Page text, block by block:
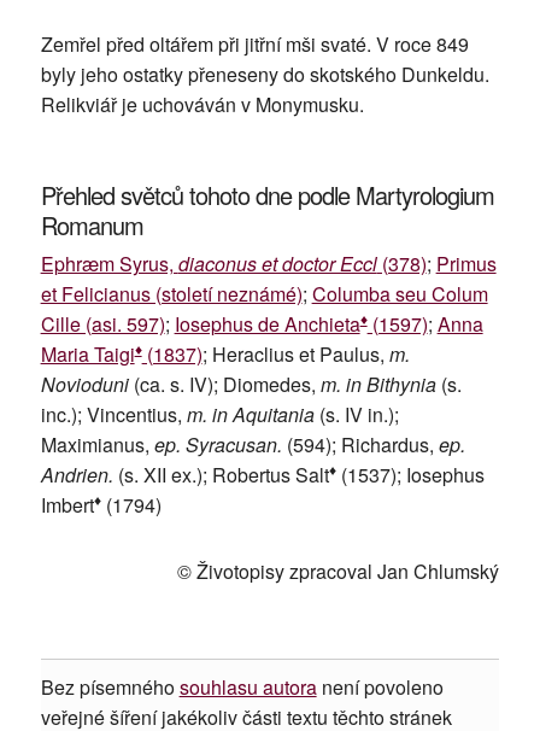
Zemřel před oltářem při jitřní mši svaté. V roce 849
byly jeho ostatky přeneseny do skotského Dunkeldu.
Relikviář je uchováván v Monymusku.
Přehled světců tohoto dne podle Martyrologium
Romanum
Ephræm Syrus, diaconus et doctor Eccl(378); Primus
et Felicianus (století neznámé); Columba seu Colum
Cille (asi. 597); Iosephus de Anchieta♦(1597); Anna
Maria Taigi♦(1837); Heraclius et Paulus, m.
Novioduni(ca. s. IV); Diomedes, m. in Bithynia(s.
inc.); Vincentius, m. in Aquitania(s. IV in.);
Maximianus, ep. Syracusan. (594); Richardus, ep.
Andrien. (s. XII ex.); Robertus Salt♦(1537); Iosephus
Imbert♦(1794)
© Životopisy zpracoval Jan Chlumský
Bez písemnéhosouhlasu autoranení povoleno
veřejné šíření jakékoliv části textu těchto stránek